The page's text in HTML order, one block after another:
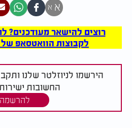
א א
רוצים להישאר מעודכנים?
לקבוצות הוואטסאפ של ערוץ
הירשמו לניוזלטר שלנו
החשובות
להרשמה